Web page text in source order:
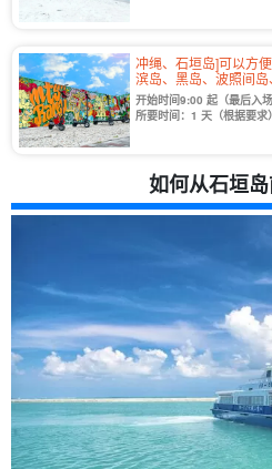
冲绳、石垣岛]可以方
滨岛、黑岛、波照间岛
开始时间9:00 起（最后入
所要时间：1 天（根据要求
如何从石垣